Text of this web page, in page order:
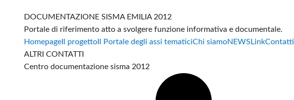
DOCUMENTAZIONE SISMA EMILIA 2012
Portale di riferimento atto a svolgere funzione informativa e documentale.
Homepage Il progetto Il Portale degli assi tematiciChi siamoNEWS LinkContatti
ALTRI CONTATTI
Centro documentazione sisma 2012